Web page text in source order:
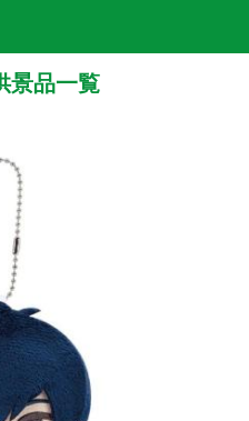
景品一覧